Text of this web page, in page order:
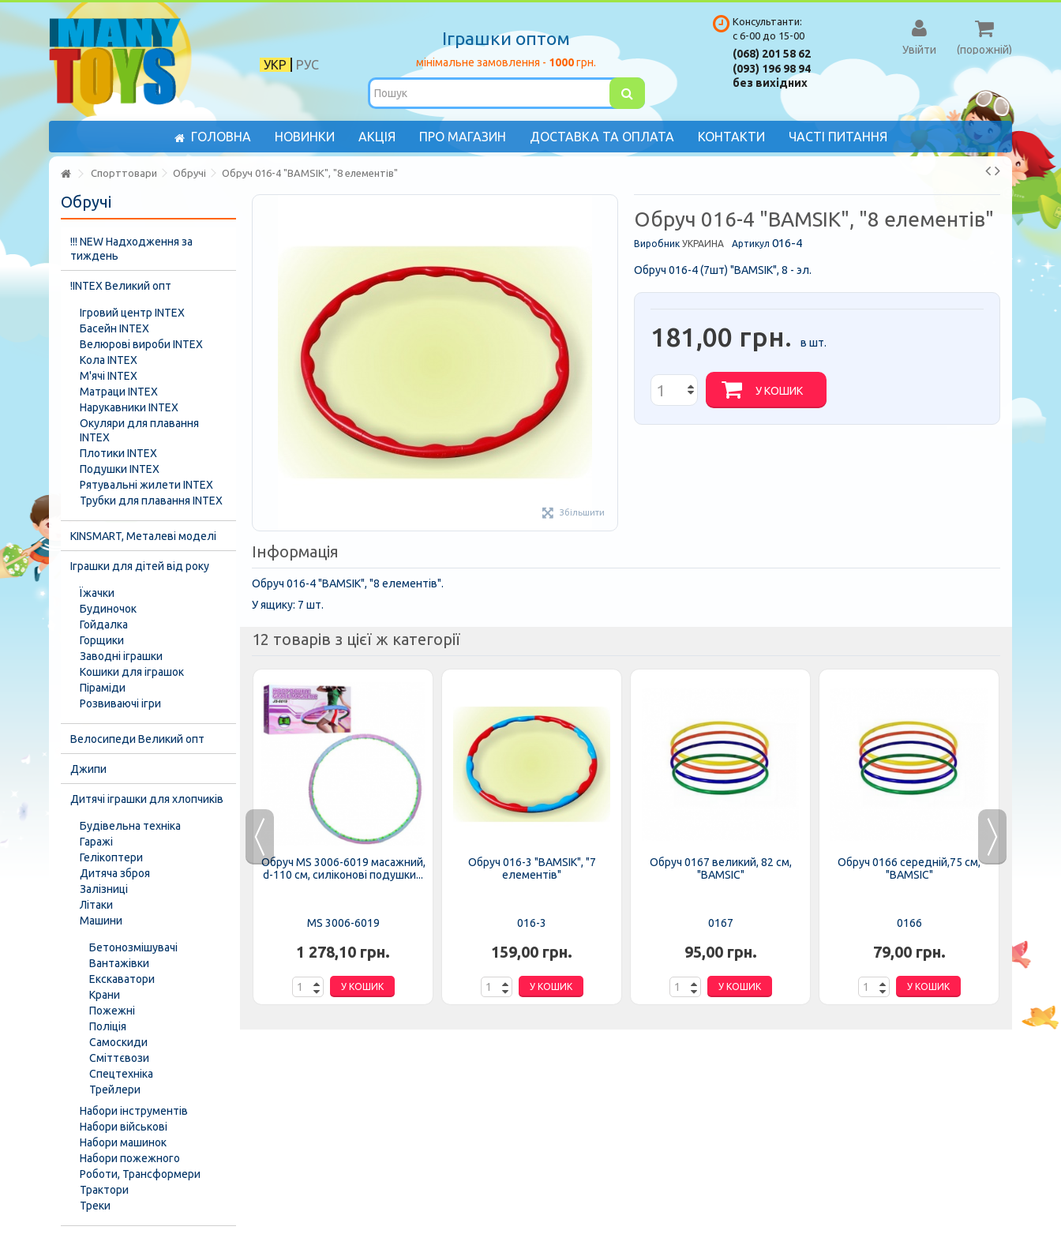
РУС
УКР
Іграшки оптом
мінімальне замовлення - 1000грн.
(порожній)
Увійти
Консультанти:
с 6-00 до 15-00
(068) 201 58 62
(093) 196 98 94
без вихідних
ГОЛОВНА НОВИНКИ АКЦІЯ ПРО МАГАЗИН ДОСТАВКА ТА ОПЛАТА КОНТАКТИ ЧАСТІ ПИТАННЯ
Спорттовари Обручі Обруч 016-4 "BAMSIK", "8 елементів"
Збільшити
Обруч 016-4 "BAMSIK", "8 елементів"
Виробник УКРАИНА Артикул 016-4
Обруч 016-4 (7шт) "BAMSIK", 8 - эл.
181,00 грн. в шт.
У КОШИК
Інформація
Обруч 016-4 "BAMSIK", "8 елементів".
У ящику: 7 шт.
12 товарів з цієї ж категорії
Обруч 0171 "Веселка" №3
велика, 82 см, "BAMSIK"
95,00 грн.
У КОШИК
Обруч MS 3006-6019 масажний,
d-110 см, силіконові подушки...
MS 3006-6019
1 278,10 грн.
У КОШИК
Обруч 016-3 "BAMSIK", "7
елементів"
016-3
159,00 грн.
У КОШИК
Обруч 0167 великий, 82 см,
"BAMSIC"
0167
95,00 грн.
У КОШИК
Обруч 0166 середній,75 см,
"BAMSIC"
0166
79,00 грн.
У КОШИК
Обручі
!!! NEW Надходження за
тиждень
!INTEX Великий опт
Ігровий центр INTEX
Басейн INTEX
Велюрові вироби INTEX
Кола INTEX
М'ячі INTEX
Матраци INTEX
Нарукавники INTEX
Окуляри для плавання
INTEX
Плотики INTEX
Подушки INTEX
Рятувальні жилети INTEX
Трубки для плавання INTEX
KINSMART, Металеві моделі
Іграшки для дітей від року
Їжачки
Будиночок
Гойдалка
Горщики
Заводні іграшки
Кошики для іграшок
Піраміди
Розвиваючі ігри
Велосипеди Великий опт
Джипи
Дитячі іграшки для хлопчиків
Будівельна техніка
Гаражі
Гелікоптери
Дитяча зброя
Залізниці
Літаки
Машини
Бетонозмішувачі
Вантажівки
Екскаватори
Крани
Пожежні
Поліція
Самоскиди
Сміттєвози
Спецтехніка
Трейлери
Набори інструментів
Набори військові
Набори машинок
Набори пожежного
Роботи, Трансформери
Трактори
Треки